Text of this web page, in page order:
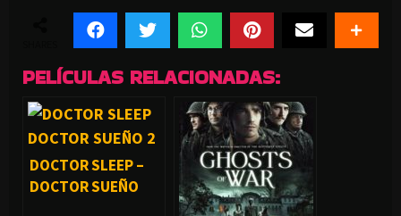
PELÍCULAS RELACIONADAS:
DOCTOR SLEEP –
DOCTOR SUEÑO